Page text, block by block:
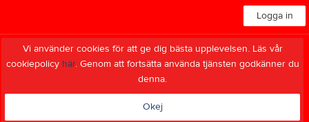
Logga in
Vi använder cookies för att ge dig bästa upplevelsen. Läs vår
cookiepolicy här. Genom att fortsätta använda tjänsten godkänner du
denna.
Okej